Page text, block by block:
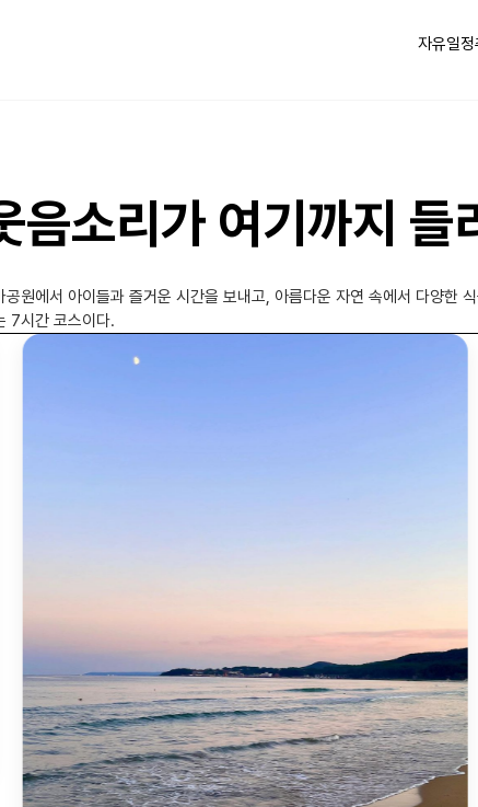
자유일정
소리가 여기까지 들
원에서 아이들과 즐거운 시간을 보내고, 아름다운 자연 속에서 다양한
7시간 코스이다.